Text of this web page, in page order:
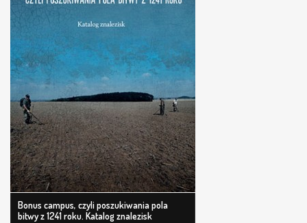
Bonus campus, czyli poszukiwania pola
bitwy z 1241 roku. Katalog znalezisk